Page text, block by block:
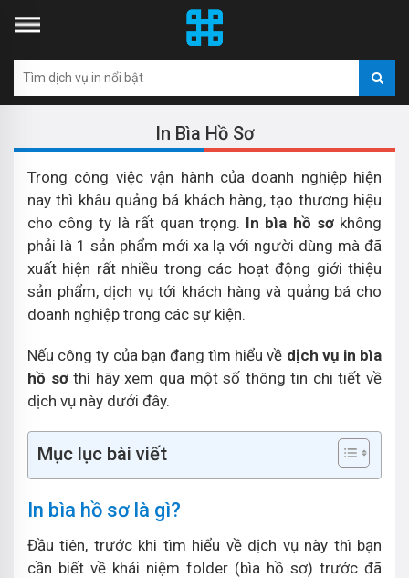
In Bìa Hồ Sơ
Trong công việc vận hành của doanh nghiệp hiện
nay thì khâu quảng bá khách hàng, tạo thương hiệu
cho công ty là rất quan trọng. In bìa hồ sơkhông
phải là 1 sản phẩm mới xa lạ với người dùng mà đã
xuất hiện rất nhiều trong các hoạt động giới thiệu
sản phẩm, dịch vụ tới khách hàng và quảng bá cho
doanh nghiệp trong các sự kiện.
Nếu công ty của bạn đang tìm hiểu về dịch vụ in bìa
hồ sơthì hãy xem qua một số thông tin chi tiết về
dịch vụ này dưới đây.
Mục lục bài viết
In bìa hồ sơ là gì?
Đầu tiên, trước khi tìm hiểu về dịch vụ này thì bạn
cần biết về khái niệm folder (bìa hồ sơ) trước đã